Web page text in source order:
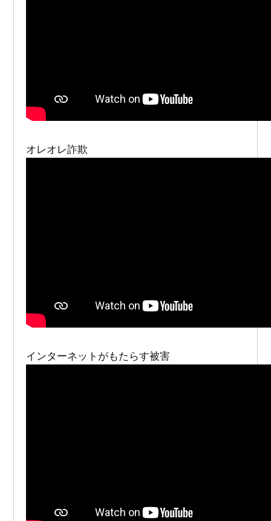
オレオレ詐欺
インターネットがもたらす被害